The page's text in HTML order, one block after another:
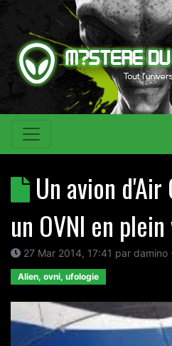
Un avion
un OVNI en
27 Mar 2014, 17:41 par damino
Alien, ovni, ufologie